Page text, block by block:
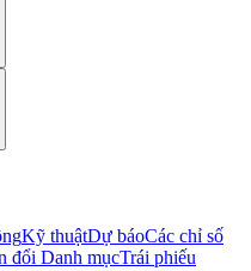
Kỹ thuậtDự báoCác chỉ số
đổi Danh mụcTrái phiếu